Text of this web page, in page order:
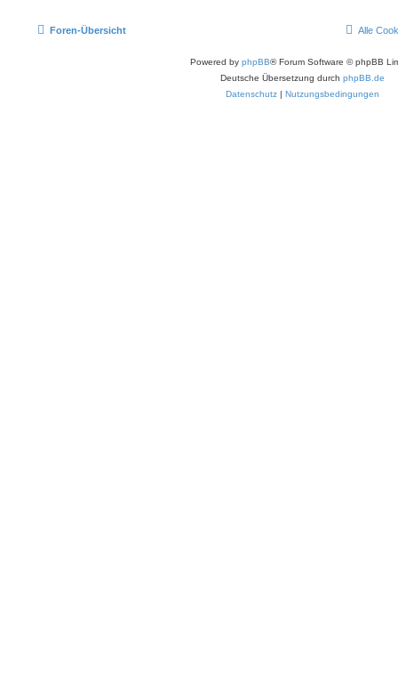
Foren-Übersicht Alle
Powered by phpBB® Forum Software © phpBB
Deutsche Übersetzung durch phpBB.de
Datenschutz
Nutzungsbedingungen